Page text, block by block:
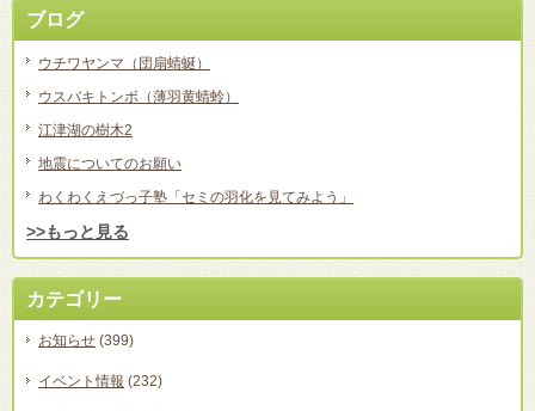
ブログ
ウチワヤンマ（団扇蜻蜒）
ウスバキトンボ（薄羽黄蜻蛉）
江津湖の樹木2
地震についてのお願い
わくわくえづっ子塾「セミの羽化を見てみよう」
>>もっと見る
カテゴリー
お知らせ (399)
イベント情報 (232)